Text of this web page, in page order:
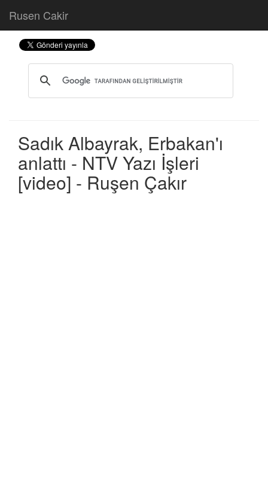
Rusen Cakir
Sadık Albayrak, Erbakan'ı
anlattı - NTV Yazı İşleri
[video] - Ruşen Çakır